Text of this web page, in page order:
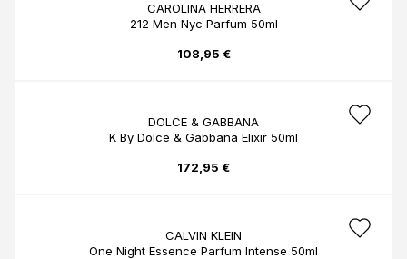
CAROLINA HERRERA
212 Men Nyc Parfum 50ml
108,95 €
DOLCE & GABBANA
K By Dolce & Gabbana Elixir 50ml
172,95 €
CALVIN KLEIN
One Night Essence Parfum Intense 50ml